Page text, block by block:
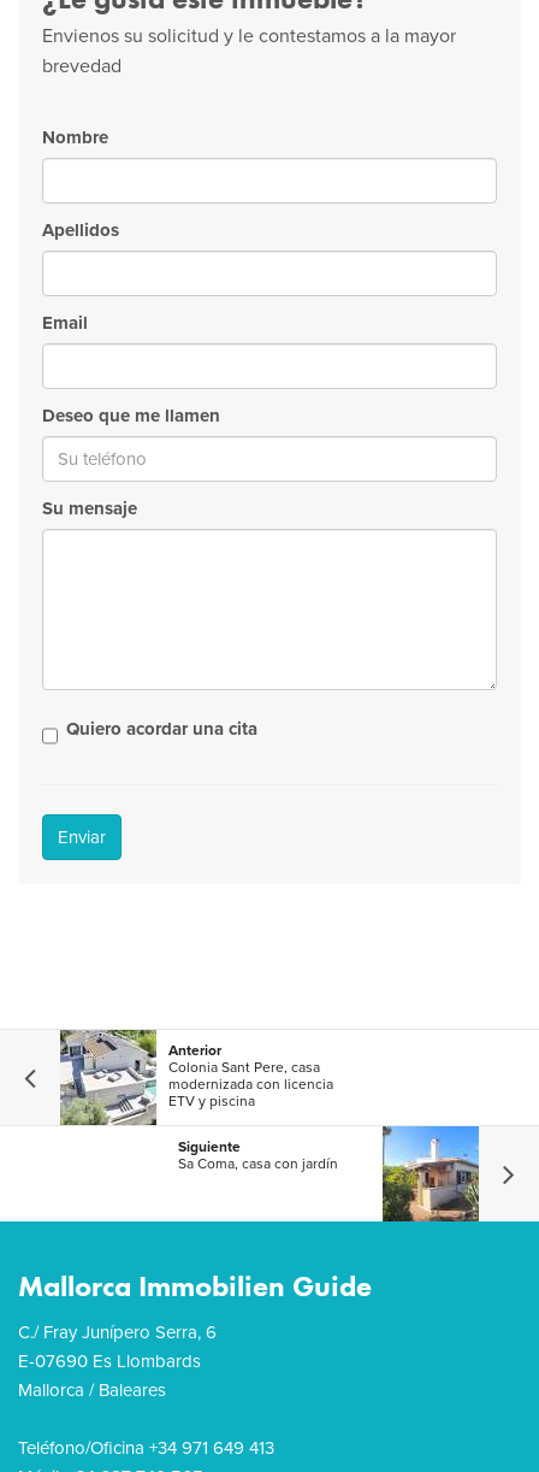
Envienos su solicitud y le contestamos a la mayor
brevedad
Nombre
Apellidos
Email
Deseo que me llamen
Su mensaje
Quiero acordar una cita
Enviar
Anterior
Colonia Sant Pere, casa
modernizada con licencia
ETV y piscina
Siguiente
Sa Coma, casa con jardín
Mallorca Immobilien Guide
C./ Fray Junípero Serra, 6
E-07690 Es Llombards
Mallorca / Baleares
Teléfono/Oficina +34 971 649 413